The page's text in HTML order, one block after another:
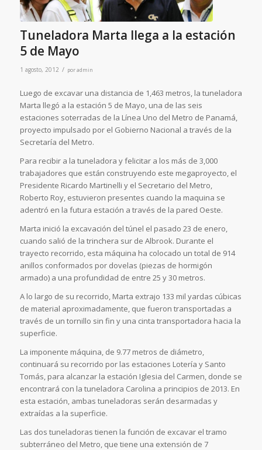
Tuneladora Marta llega a la estación
5 de Mayo
1 agosto, 2012 / poradmin
Luego de excavar una distancia de 1,463 metros, la tuneladora
Marta llegó a la estación 5 de Mayo, una de las seis
estaciones soterradas de la Línea Uno del Metro de Panamá,
proyecto impulsado por el Gobierno Nacional a través de la
Secretaría del Metro.
Para recibir a la tuneladora y felicitar a los más de 3,000
trabajadores que están construyendo este megaproyecto, el
Presidente Ricardo Martinelli y el Secretario del Metro,
Roberto Roy, estuvieron presentes cuando la maquina se
adentró en la futura estación a través de la pared Oeste.
Marta inició la excavación del túnel el pasado 23 de enero,
cuando salió de la trinchera sur de Albrook. Durante el
trayecto recorrido, esta máquina ha colocado un total de 914
anillos conformados por dovelas (piezas de hormigón
armado) a una profundidad de entre 25 y 30 metros.
A lo largo de su recorrido, Marta extrajo 133 mil yardas cúbicas
de material aproximadamente, que fueron transportadas a
través de un tornillo sin fin y una cinta transportadora hacia la
superficie.
La imponente máquina, de 9.77 metros de diámetro,
continuará su recorrido por las estaciones Lotería y Santo
Tomás, para alcanzar la estación Iglesia del Carmen, donde se
encontrará con la tuneladora Carolina a principios de 2013. En
esta estación, ambas tuneladoras serán desarmadas y
extraídas a la superficie.
Las dos tuneladoras tienen la función de excavar el tramo
subterráneo del Metro, que tiene una extensión de 7